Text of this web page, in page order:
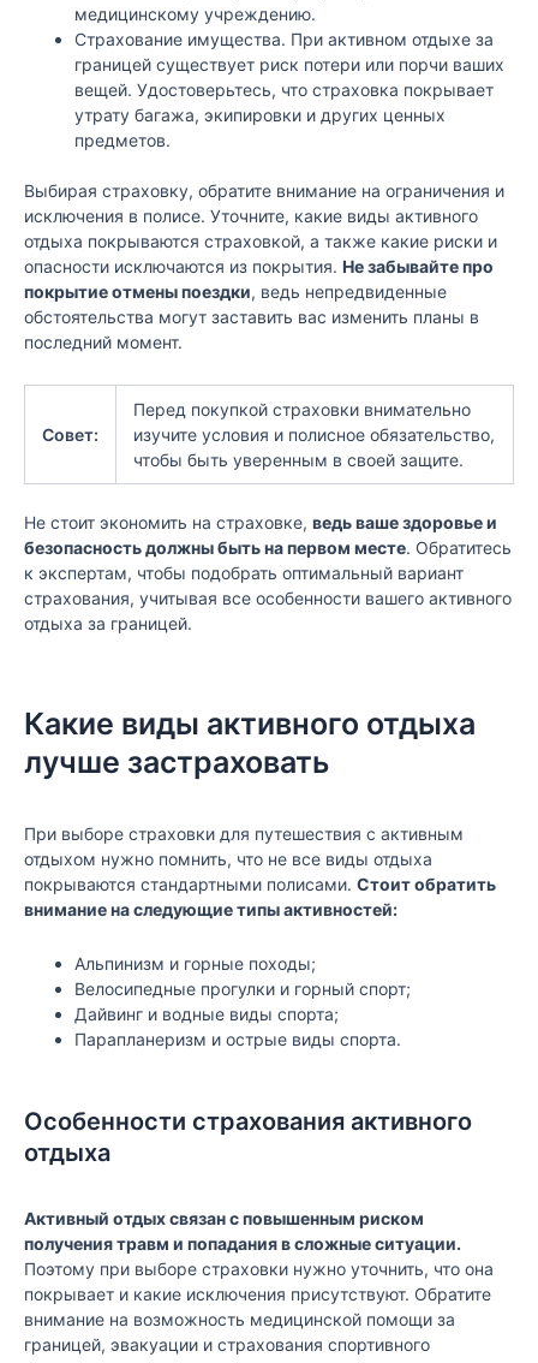
медицинскому учреждению.
Страхование имущества. При активном отдыхе за
границей существует риск потери или порчи ваших
вещей. Удостоверьтесь, что страховка покрывает
утрату багажа, экипировки и других ценных
предметов.
Выбирая страховку, обратите внимание на ограничения и
исключения в полисе. Уточните, какие виды активного
отдыха покрываются страховкой, а также какие риски и
опасности исключаются из покрытия. Не забывайте про
покрытие отмены поездки, ведь непредвиденные
обстоятельства могут заставить вас изменить планы в
последний момент.
Совет:
Перед покупкой страховки внимательно
изучите условия и полисное обязательство,
чтобы быть уверенным в своей защите.
Не стоит экономить на страховке, ведь ваше здоровье и
безопасность должны быть на первом месте. Обратитесь
к экспертам, чтобы подобрать оптимальный вариант
страхования, учитывая все особенности вашего активного
отдыха за границей.
Какие виды активного отдыха
лучше застраховать
При выборе страховки для путешествия с активным
отдыхом нужно помнить, что не все виды отдыха
покрываются стандартными полисами. Стоит обратить
внимание на следующие типы активностей:
Альпинизм и горные походы;
Велосипедные прогулки и горный спорт;
Дайвинг и водные виды спорта;
Парапланеризм и острые виды спорта.
Особенности страхования активного
отдыха
Активный отдых связан с повышенным риском
получения травм и попадания в сложные ситуации.
Поэтому при выборе страховки нужно уточнить, что она
покрывает и какие исключения присутствуют. Обратите
внимание на возможность медицинской помощи за
границей, эвакуации и страхования спортивного